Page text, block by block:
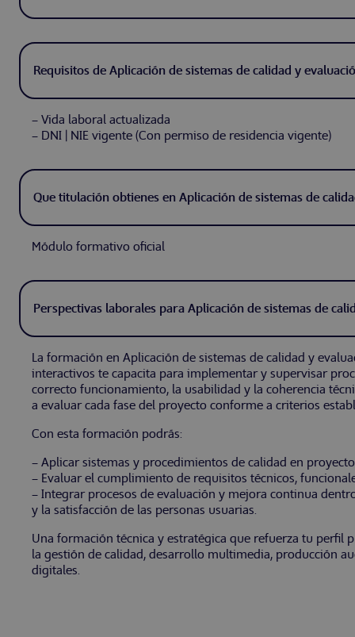
– Vida laboral actualizada
– DNI | NIE vigente (Con permiso de residencia vigente)
Módulo formativo oficial
La formación en Aplicación de sistemas de calidad y
interactivos te capacita para implementar y supervisar
correcto funcionamiento, la usabilidad y la coherencia
a evaluar cada fase del proyecto conforme a criterios
Con esta formación podrás:
– Aplicar sistemas y procedimientos de calidad en
– Evaluar el cumplimiento de requisitos técnicos,
– Integrar procesos de evaluación y mejora continua
y la satisfacción de las personas usuarias.
Una formación técnica y estratégica que refuerza tu
la gestión de calidad, desarrollo multimedia, producción
digitales.